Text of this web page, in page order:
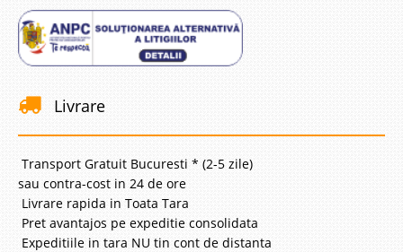
Livrare
Transport Gratuit Bucuresti * (2-5 zile)
sau contra-cost in 24 de ore
Livrare rapida in Toata Tara
Pret avantajos pe expeditie consolidata
Expeditiile in tara NU tin cont de distanta